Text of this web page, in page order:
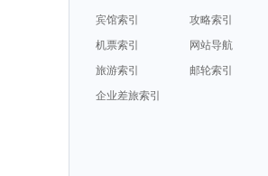
宾馆索引
攻略索引
机票索引
网站导航
旅游索引
邮轮索引
企业差旅索引